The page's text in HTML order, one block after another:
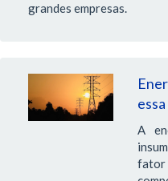
grandes empresas.
A